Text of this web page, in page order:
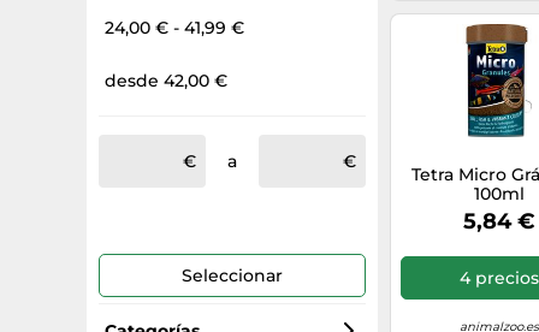
24,00 € - 41,99 €
desde 42,00 €
a
Seleccionar
Tetra Micro
100ml
5,84 €
4 precios
animalzoo.es